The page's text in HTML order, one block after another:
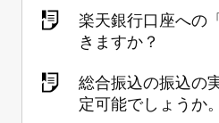
楽天銀行口座への
きますか？
総合振込の振込の
定可能でしょうか。